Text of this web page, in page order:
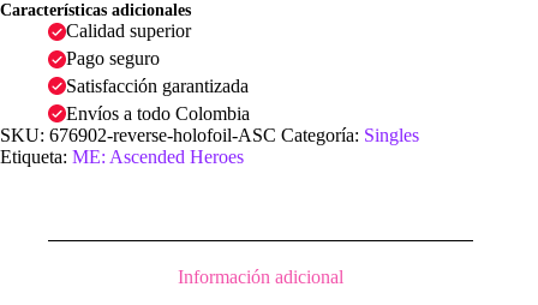
Características adicionales
Calidad superior
Pago seguro
Satisfacción garantizada
Envíos a todo Colombia
SKU: 676902-reverse-holofoil-ASC Categoría: Singles
Etiqueta: ME: Ascended Heroes
Información adicional